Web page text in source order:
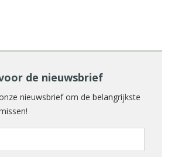
de nieuwsbrief
nieuwsbrief om de belangrijkste